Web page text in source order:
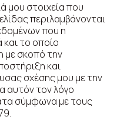
στοιχεία που
περιλαμβάνονται
που η
και το οποίο
με σκοπό την
και
σχέσης μου με την
αυτόν τον λόγο
σύμφωνα με τους